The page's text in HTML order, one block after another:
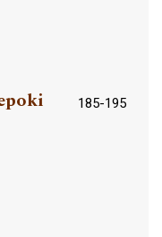
185-195